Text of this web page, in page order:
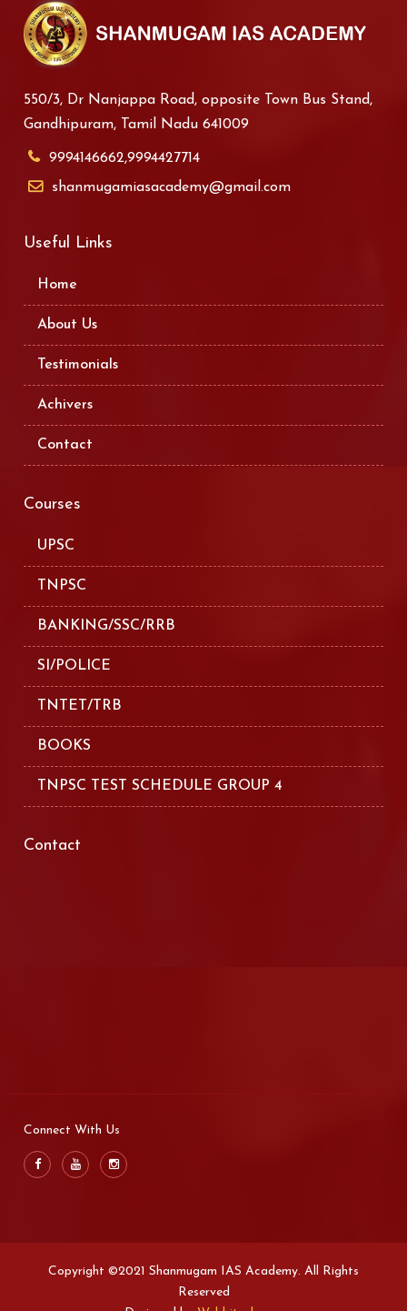
550/3, Dr Nanjappa Road, opposite Town Bus Stand,
Gandhipuram, Tamil Nadu 641009
9994146662,9994427714
shanmugamiasacademy@gmail.com
Useful Links
Home
About Us
Testimonials
Achivers
Contact
Courses
UPSC
TNPSC
BANKING/SSC/RRB
SI/POLICE
TNTET/TRB
BOOKS
TNPSC TEST SCHEDULE GROUP 4
Contact
Connect With Us
Copyright ©2021 Shanmugam IAS Academy. All Rights
Reserved